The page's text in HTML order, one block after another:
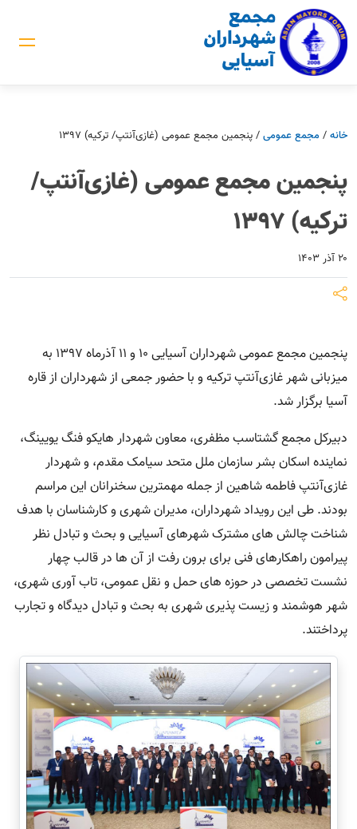
خانه / مجمع عمومی / پنجمین مجمع عمومی (غازی‌آنتپ/ ترکیه) 1397
پنجمین مجمع عمومی (غازی‌آنتپ/
ترکیه) 1397
۲۰ آذر ۱۴۰۳
پنجمین مجمع عمومی شهرداران آسیایی 10 و 11 آذرماه 1397 به
میزبانی شهر غازی‌آنتپ ترکیه و با حضور جمعی از شهرداران از قاره
آسیا برگزار شد.
دبیرکل مجمع گشتاسب مظفری، معاون شهردار هایکو فنگ یویینگ،
نماینده اسکان بشر سازمان ملل متحد سیامک مقدم، و شهردار
غازی‌آنتپ فاطمه شاهین از جمله مهمترین سخنرانان این مراسم
بودند. طی این رویداد شهرداران، مديران شهری و کارشناسان با هدف
شناخت چالش های مشترک شهرهای آسيايی و بحث و تبادل نظر
پيرامون راهکارهای فنی برای برون رفت از آن ها در قالب چهار
نشست تخصصی در حوزه های حمل و نقل عمومی، تاب آوری شهری،
شهر هوشمند و زيست پذيری شهری به بحث و تبادل ديدگاه و تجارب
پرداختند.